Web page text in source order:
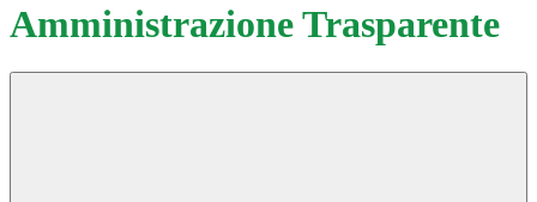
Amministrazione Trasparente